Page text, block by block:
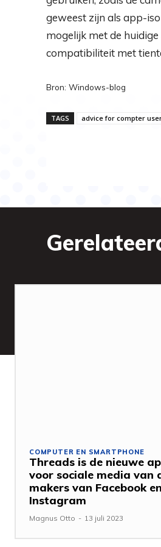
geweest zijn als app-
mogelijk met de
compatibiliteit met
Bron: Windows-blog
TAGS advice for compter
COMPUTER EN SMARTPHONE
Threads is de nieuwe
voor sociale media van
makers van Facebook en
Instagram
Magnus Otto - 13 juli 2023